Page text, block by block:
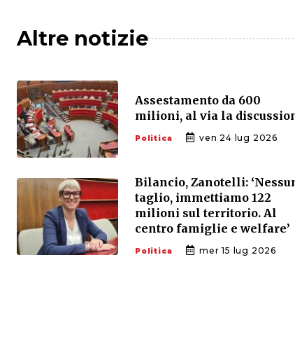
Altre notizie
Assestamento da 600
milioni, al via la
Politica ven 24 lug 2026
Bilancio, Zanotelli:
taglio, immettiamo 122
milioni sul territorio. Al
centro famiglie e welfare’
Politica mer 15 lug 2026